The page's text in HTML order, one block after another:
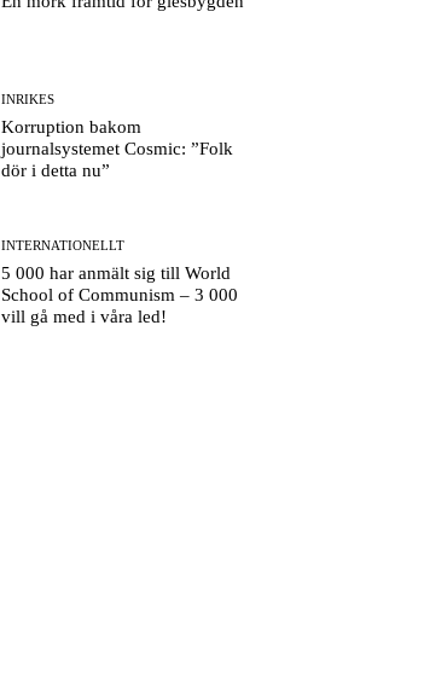
INRIKES
Korruption bakom
journalsystemet Cosmic: ”Folk
dör i detta nu”
INTERNATIONELLT
5 000 har anmält sig till World
School of Communism – 3 000
vill gå med i våra led!